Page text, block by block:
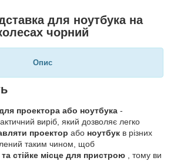
для ноутбука на
чорний
Опис
проектора або ноутбука -
виріб, який дозволяє легко
проектор або ноутбук в різних
таким чином, щоб
стійке місце для пристрою , тому ви